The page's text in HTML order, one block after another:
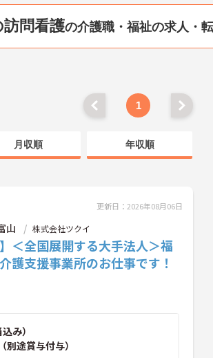
問看護の介護職・福祉の求人・
1
月収順 年収順
更新日：2026年08月06日
山 株式会社ツクイ
＜全国展開する大手法人＞福
護支援事業所のお仕事です！
み）
別途賞与付与）